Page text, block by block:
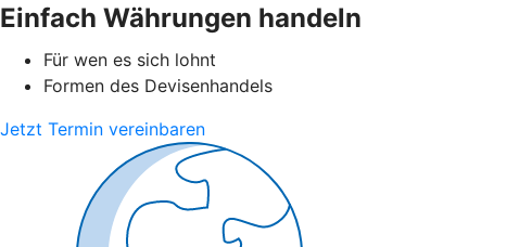
Einfach Währungen handeln
Für wen es sich lohnt
Formen des Devisenhandels
Jetzt Termin vereinbaren